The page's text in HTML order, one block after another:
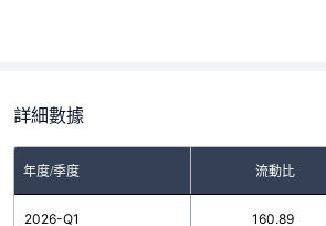
詳細數據
年度/季度 流動比
2026-Q1 160.89